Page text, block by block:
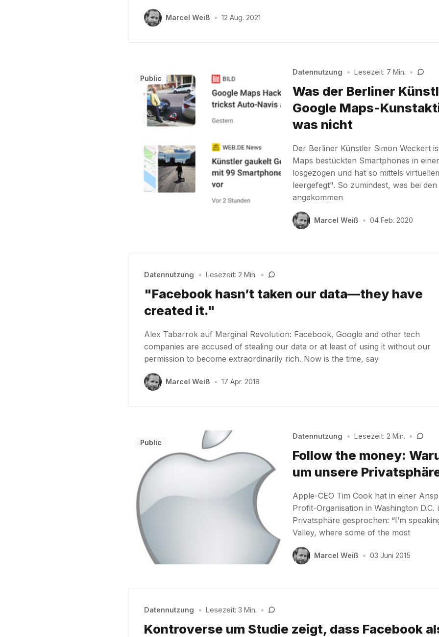
Marcel Weiß • 12 Aug. 2021
Public
Datennutzung • Lesezeit: 7 Min. •
Was der Berliner
Google Maps-
was nicht
Der Berliner Künstler Simon Weckert
Maps bestückten Smartphones in
losgezogen und hat so mittels
leergefegt". So zumindest, was bei
angekommen
Marcel Weiß • 04 Feb. 2020
Datennutzung • Lesezeit: 2 Min. •
"Facebook hasn’t taken our data—they have
created it."
Alex Tabarrok auf Marginal Revolution: Facebook, Google and other tech
companies are accused of stealing our data or at least of using it without our
permission to become extraordinarily rich. Now is the time, say
Marcel Weiß • 17 Apr. 2018
Public
Datennutzung • Lesezeit: 2 Min. •
Follow the money:
um unsere
Apple-CEO Tim Cook hat in einer
Profit-Organisation in Washington
Privatsphäre gesprochen: “I’m
Valley, where some of the most
Marcel Weiß • 03 Juni 2015
Datennutzung • Lesezeit: 3 Min. •
Kontroverse um Studie zeigt, dass Facebook